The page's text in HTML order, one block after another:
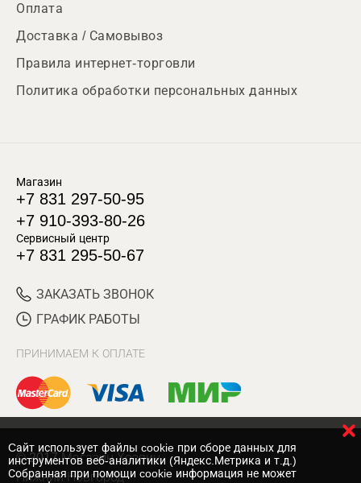
Оплата
Доставка / Самовывоз
Правила интернет-торговли
Политика обработки персональных данных
Магазин
+7 831 297-50-95
+7 910-393-80-26
Сервисный центр
+7 831 295-50-67
ЗАКАЗАТЬ ЗВОНОК
ГРАФИК РАБОТЫ
ПРИНИМАЕМ К ОПЛАТЕ
© 2017 Магазин Хозяин
Нижний Новгород
Cайт использует файлы cookie при сборе данных для
инструментов веб-аналитики (Яндекс.Метрика и т.д.)
Собранная при помощи cookie информация не может